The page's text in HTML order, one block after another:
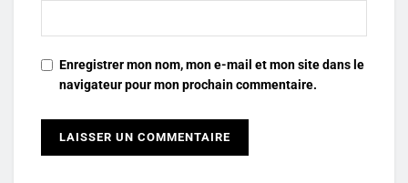
Enregistrer mon nom, mon e-mail et mon site dans le
navigateur pour mon prochain commentaire.